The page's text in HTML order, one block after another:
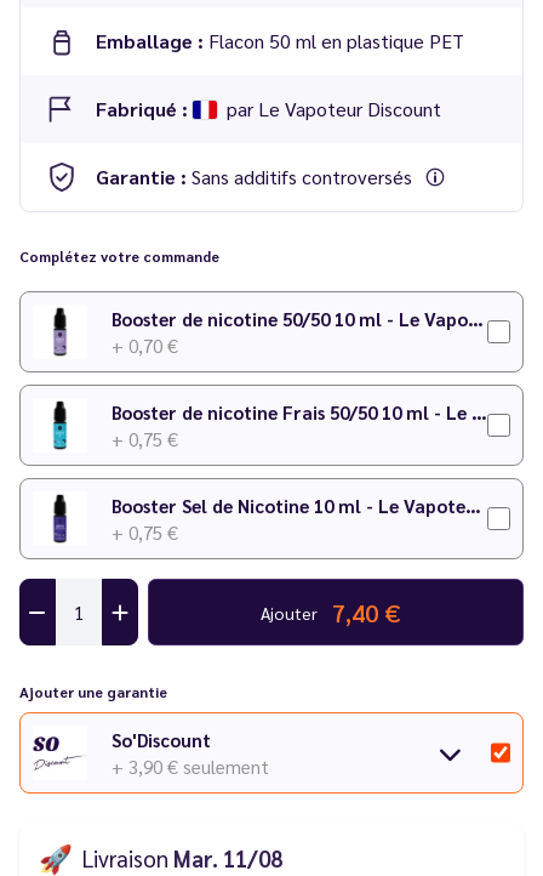
Emballage : Flacon 50 ml en plastique PET
Fabriqué : par Le Vapoteur Discount
Garantie : Sans additifs controversés
Complétez votre commande
Booster de nicotine 50/50 10 ml - Le Vapoteur Discount
+ 0,70 €
Booster de nicotine Frais 50/50 10 ml - Le Vapoteur Discount
+ 0,75 €
Booster Sel de Nicotine 10 ml - Le Vapoteur Discount
+ 0,75 €
Ajouter 7,40 €
Ajouter une garantie
So'Discount
+ 3,90 € seulement
🚀 Livraison Mar. 11/08